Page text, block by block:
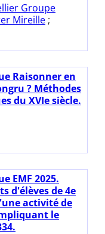
Groupe
Mireille ;
Raisonner en
? Méthodes
du XVIe siècle.
EMF 2025.
d'élèves de 4e
activité de
le